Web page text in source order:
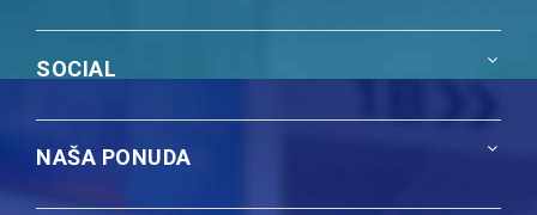
SOCIAL
NAŠA PONUDA